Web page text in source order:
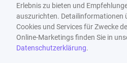
Widerrufsbelehrung
Erlebnis zu bieten und
auszurichten. Detailinformationen
Cookies und Services für Zwecke
Online-Marketings finden Sie in
Datenschutzerklärung.